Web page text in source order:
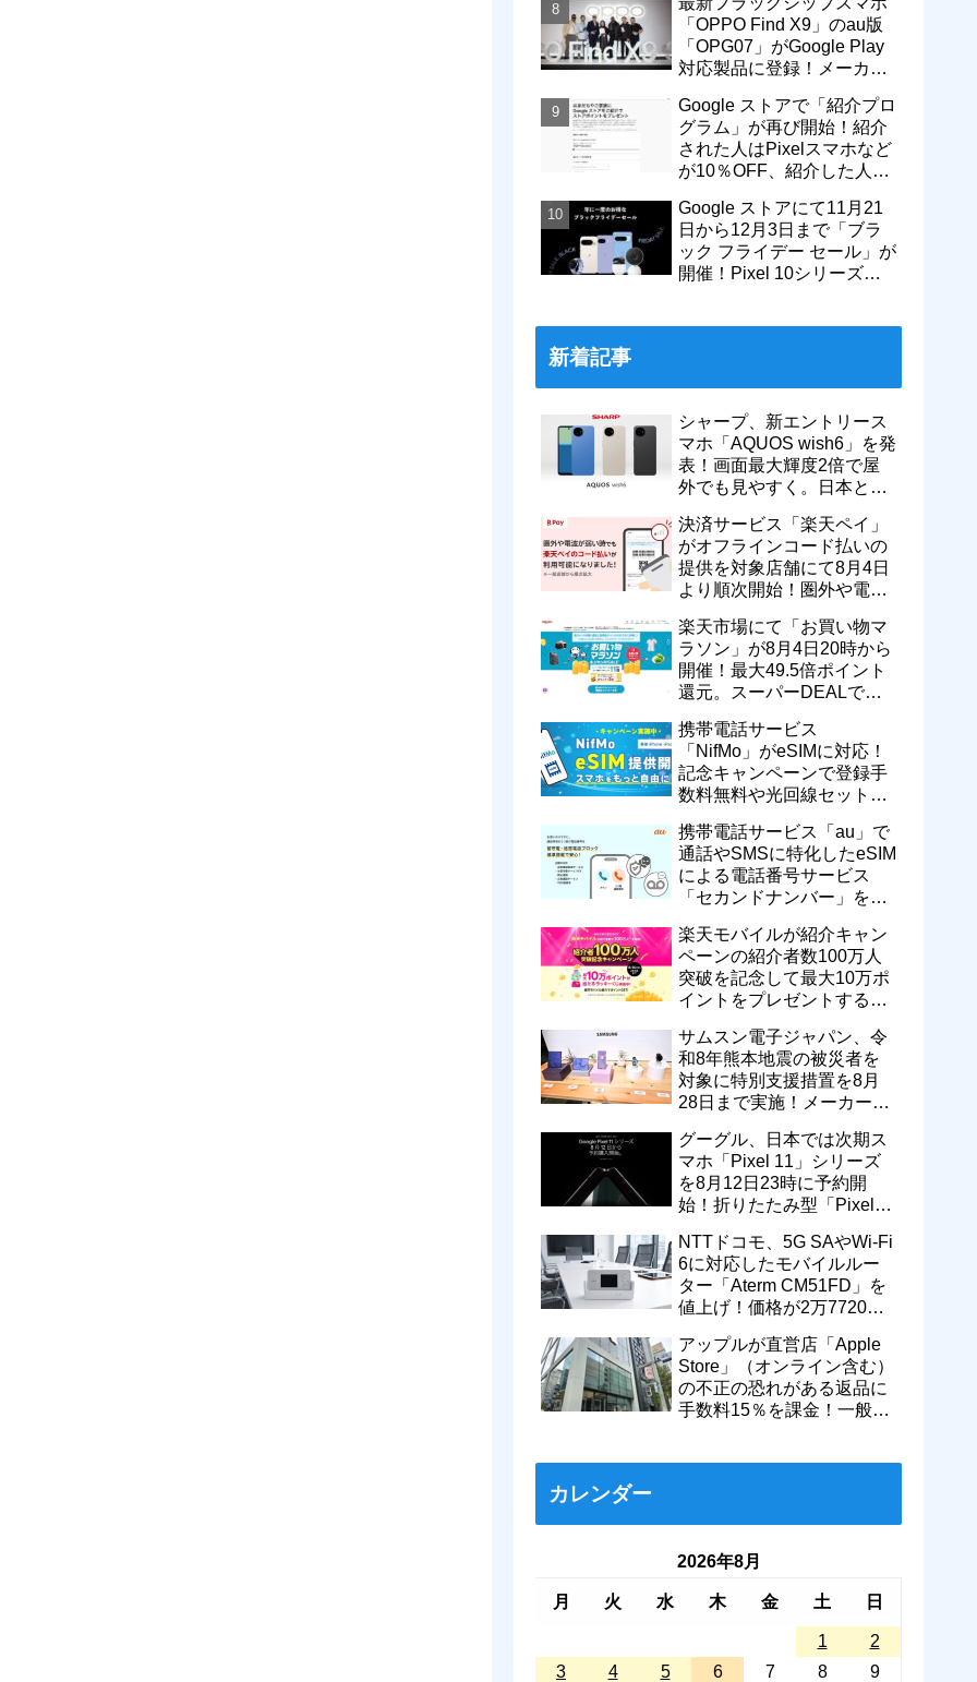
「OPPO Find X9」のau版
「OPG07」がGoogle Play
対応製品に登録！メーカー
売へ
Google ストアで「紹介プロ
グラム」が再び開始！紹介
された人はPixelスマホなど
が10％OFF、紹介した人は
ト付与
Google ストアにて11月21
日から12月3日まで「ブラ
ック フライデー セール」が
開催！Pixel 10シリーズや
新着記事
シャープ、新エントリース
マホ「AQUOS wish6」を発
表！画面最大輝度2倍で屋
外でも見やすく。日本と台
売
決済サービス「楽天ペイ」
がオフラインコード払いの
提供を対象店舗にて8月4日
より順次開始！圏外や電波
に
楽天市場にて「お買い物マ
ラソン」が8月4日20時から
開催！最大49.5倍ポイント
還元。スーパーDEALで
など
携帯電話サービス
「NifMo」がeSIMに対応！
記念キャンペーンで登録手
数料無料や光回線セットで
770円割引に
携帯電話サービス「au」で
通話やSMSに特化したeSIM
による電話番号サービス
「セカンドナンバー」を提
番などに対応
楽天モバイルが紹介キャン
ペーンの紹介者数100万人
突破を記念して最大10万ポ
イントをプレゼントするキ
レなし
サムスン電子ジャパン、令
和8年熊本地震の被災者を
対象に特別支援措置を8月
28日まで実施！メーカー版
替機提供
グーグル、日本では次期ス
マホ「Pixel 11」シリーズ
を8月12日23時に予約開
始！折りたたみ型「Pixel
画も
NTTドコモ、5G SAやWi-Fi
6に対応したモバイルルー
ター「Aterm CM51FD」を
値上げ！価格が2万7720円
円に
アップルが直営店「Apple
Store」（オンライン含む）
の不正の恐れがある返品に
手数料15％を課金！一般的
カレンダー
2026年8月
月 火 水 木 金 土 日
1
2
3
4 5 6 7 8 9